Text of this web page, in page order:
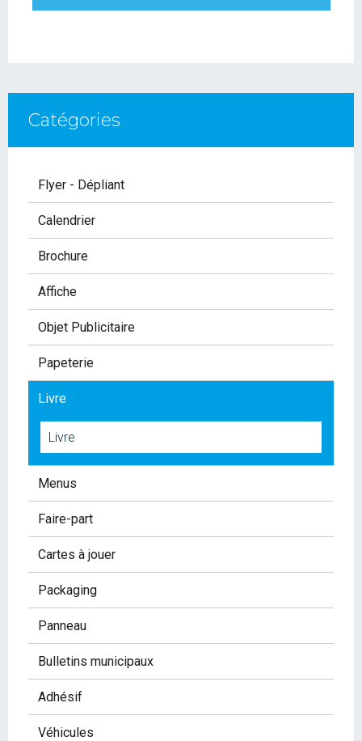
Catégories
Flyer - Dépliant
Calendrier
Brochure
Affiche
Objet Publicitaire
Papeterie
Livre
Livre
Menus
Faire-part
Cartes à jouer
Packaging
Panneau
Bulletins municipaux
Adhésif
Véhicules